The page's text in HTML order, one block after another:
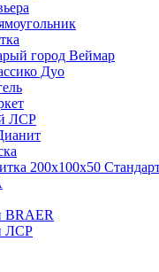
город Веймар
Дуо
ЛСР
200х100х50
BRAER
ЛСР